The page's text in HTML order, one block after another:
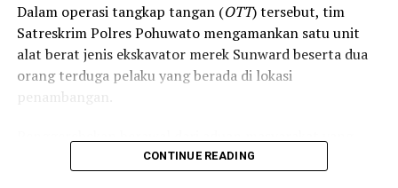
Dalam operasi tangkap tangan (OTT) tersebut, tim
Satreskrim Polres Pohuwato mengamankan satu unit
alat berat jenis ekskavator merek Sunward beserta dua
orang terduga pelaku yang berada di lokasi
penambangan.
resah terhadap maraknya aktivitas PETI di wilayah
CONTINUE READING